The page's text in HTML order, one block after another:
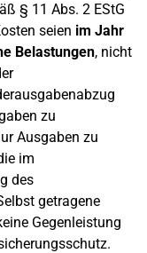
§ 11 Abs. 2 EStG
seien im Jahr
Belastungen, nicht
zu
Ausgaben zu
im
des
getragene
Gegenleistung